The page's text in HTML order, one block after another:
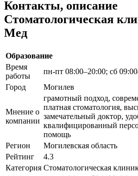
Контакты, описание
Стоматологическая
Мед
Образование
Время
работы
пн-пт 08:00–20:00; сб
Город
Могилев
Мнение о
компании
грамотный подход,
платная стоматология,
замечательный доктор,
квалифицированный
помощь
Регион
Могилевская область
Рейтинг
4.3
Категория Стоматологическая